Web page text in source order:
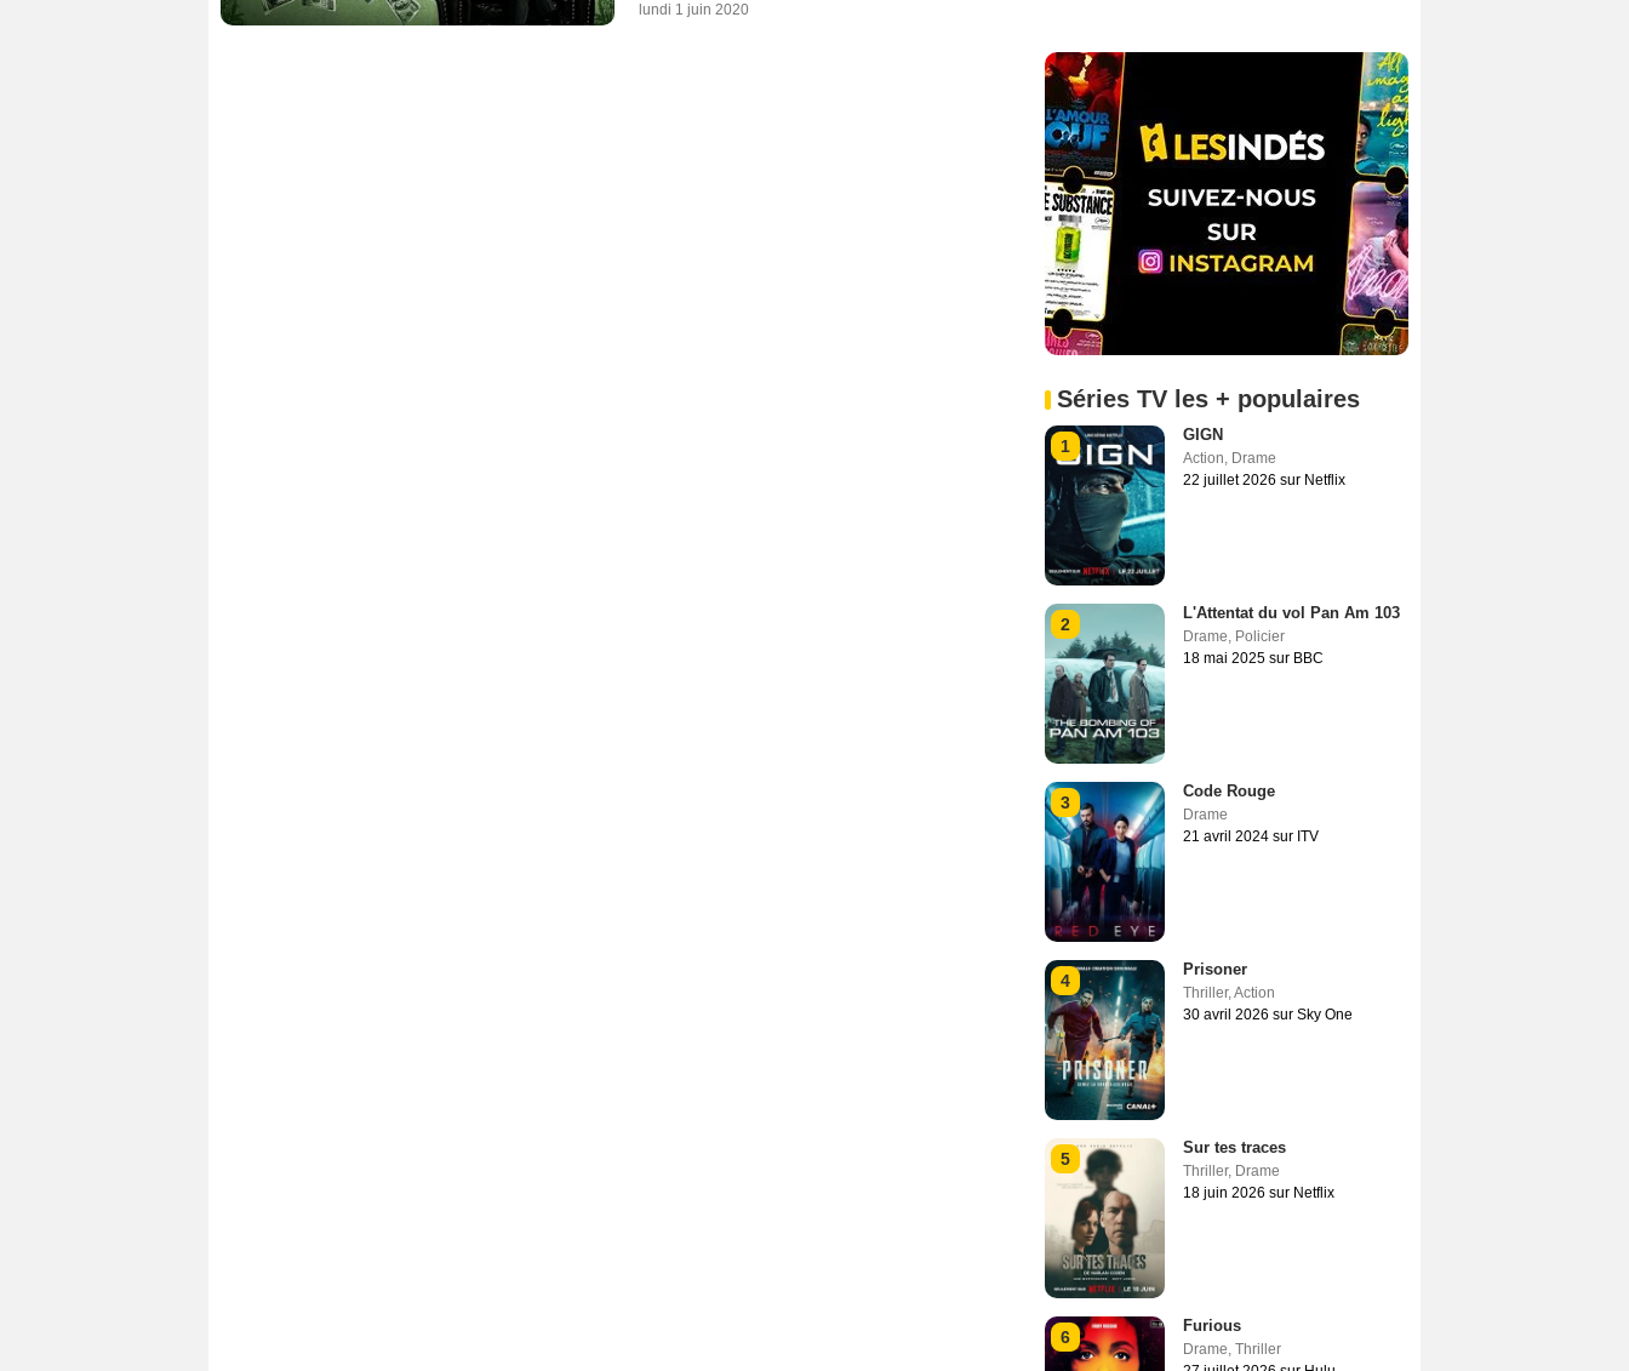
lundi 1 juin 2020
Séries TV les + populaires
1
GIGN
Action, Drame
22 juillet 2026 sur Netflix
2
L'Attentat du vol Pan Am 103
Drame, Policier
18 mai 2025 sur BBC
3
Code Rouge
Drame
21 avril 2024 sur ITV
4
Prisoner
Thriller,Action
30 avril 2026 sur Sky One
5
Sur tes traces
Thriller, Drame
18 juin 2026 sur Netflix
6
Furious
Drame, Thriller